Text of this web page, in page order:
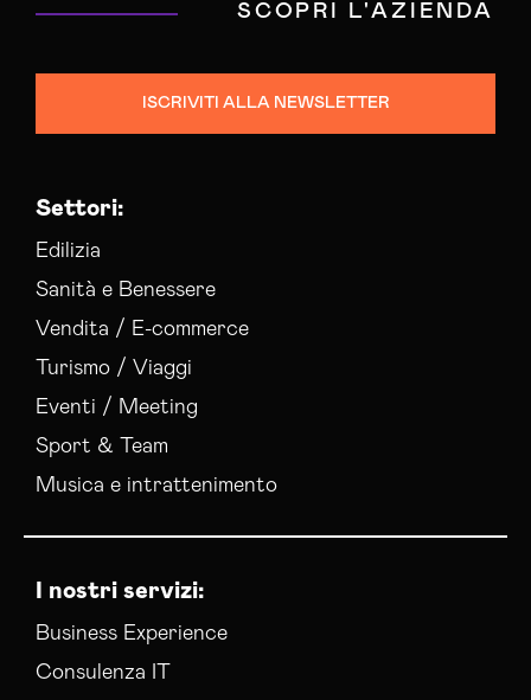
SCOPRI L'AZIENDA
ISCRIVITI ALLA NEWSLETTER
Settori:
Edilizia
Sanità e Benessere
Vendita / E-commerce
Turismo / Viaggi
Eventi / Meeting
Sport & Team
Musica e intrattenimento
I nostri servizi:
Business Experience
Consulenza IT